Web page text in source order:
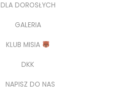
DLA DOROSŁYCH
GALERIA
KLUB MISIA
DKK
NAPISZ DO NAS